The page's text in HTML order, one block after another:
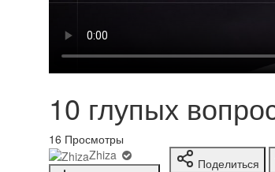
10 глупых
16 Просмотры
Zhiza
Поделиться